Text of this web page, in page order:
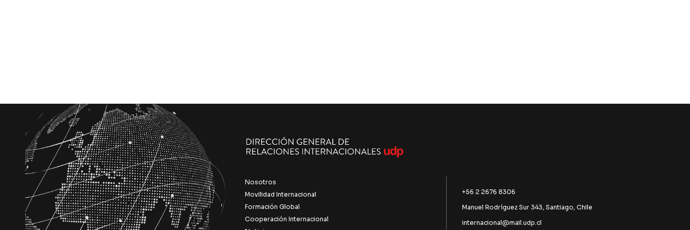
Nosotros
Movilidad Internacional
Formación Global
Cooperación Internacional
+56 2 2676 8306
Manuel Rodríguez Sur 343, Santiago, Chile
internacional@mail.udp.cl